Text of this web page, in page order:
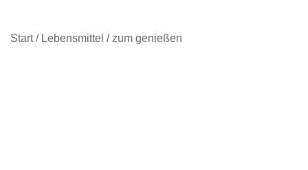
Start/ Lebensmittel / zum genießen